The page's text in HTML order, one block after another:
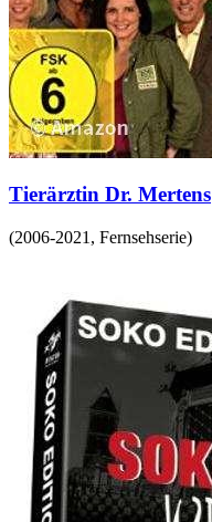
Tierärztin Dr. Mertens
(2006-2021 , Fernsehserie)